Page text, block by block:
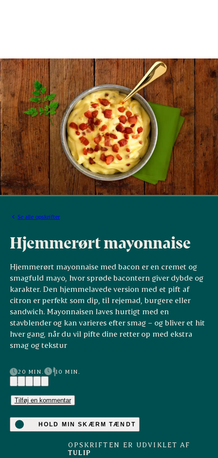
Se alle opskrifter
Hjemmerørt mayonnaise
Hjemmerørt mayonnaise med bacon er en cremet og
smagfuld mayo, hvor sprøde bacontern giver dybde og
karakter. Den hjemmelavede version med et pift af
citron er perfekt som dip, til rejemad, burgere eller
sandwich. Mayonnaisen laves hurtigt med en
stavblender og kan varieres efter smag – og bliver et hit
hver gang, når du vil pifte dine retter op med ekstra
smag og tekstur
20 MIN.
10 MIN.
(2)
Tilføj en kommentar
HOLD MIN SKÆRM TÆNDT
OPSKRIFTEN ER UDVIKLET AF
TULIP